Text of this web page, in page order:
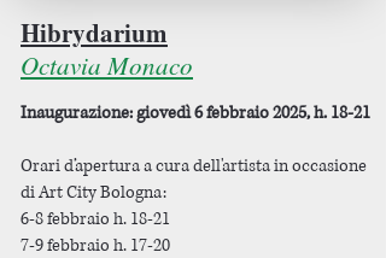
Hibrydarium
Octavia Monaco
Inaugurazione: giovedì 6 febbraio 2025, h. 18-21
Orari d’apertura a cura dell'artista in occasione
di Art City Bologna:
6-8 febbraio h. 18-21
7-9 febbraio h. 17-20